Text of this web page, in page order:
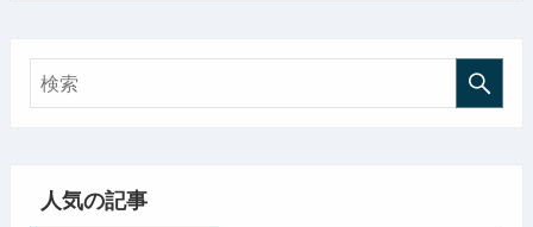
人気の記事